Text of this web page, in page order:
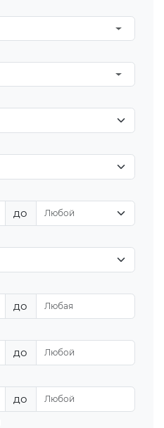
до
до
до
до